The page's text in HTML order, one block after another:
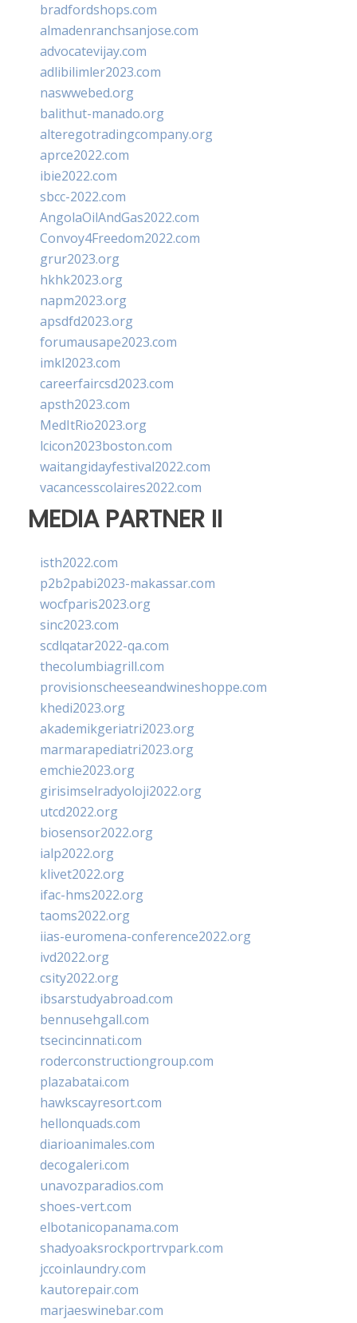
bradfordshops.com
almadenranchsanjose.com
advocatevijay.com
adlibilimler2023.com
naswwebed.org
balithut-manado.org
alteregotradingcompany.org
aprce2022.com
ibie2022.com
sbcc-2022.com
AngolaOilAndGas2022.com
Convoy4Freedom2022.com
grur2023.org
hkhk2023.org
napm2023.org
apsdfd2023.org
forumausape2023.com
imkl2023.com
careerfaircsd2023.com
apsth2023.com
MedItRio2023.org
lcicon2023boston.com
waitangidayfestival2022.com
vacancesscolaires2022.com
MEDIA PARTNER II
isth2022.com
p2b2pabi2023-makassar.com
wocfparis2023.org
sinc2023.com
scdlqatar2022-qa.com
thecolumbiagrill.com
provisionscheeseandwineshoppe.com
khedi2023.org
akademikgeriatri2023.org
marmarapediatri2023.org
emchie2023.org
girisimselradyoloji2022.org
utcd2022.org
biosensor2022.org
ialp2022.org
klivet2022.org
ifac-hms2022.org
taoms2022.org
iias-euromena-conference2022.org
ivd2022.org
csity2022.org
ibsarstudyabroad.com
bennusehgall.com
tsecincinnati.com
roderconstructiongroup.com
plazabatai.com
hawkscayresort.com
hellonquads.com
diarioanimales.com
decogaleri.com
unavozparadios.com
shoes-vert.com
elbotanicopanama.com
shadyoaksrockportrvpark.com
jccoinlaundry.com
kautorepair.com
marjaeswinebar.com